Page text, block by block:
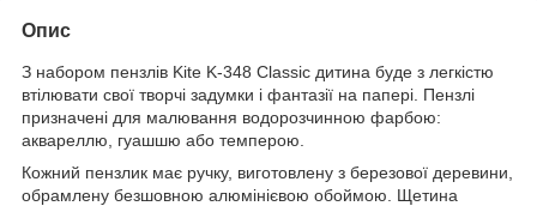
Опис
З набором пензлів Kite K-348 Classic дитина буде з легкістю
втілювати свої творчі задумки і фантазії на папері. Пензлі
призначені для малювання водорозчинною фарбою:
аквареллю, гуашшю або темперою.
Кожний пензлик має ручку, виготовлену з березової деревини,
обрамлену безшовною алюмінієвою обоймою. Щетина